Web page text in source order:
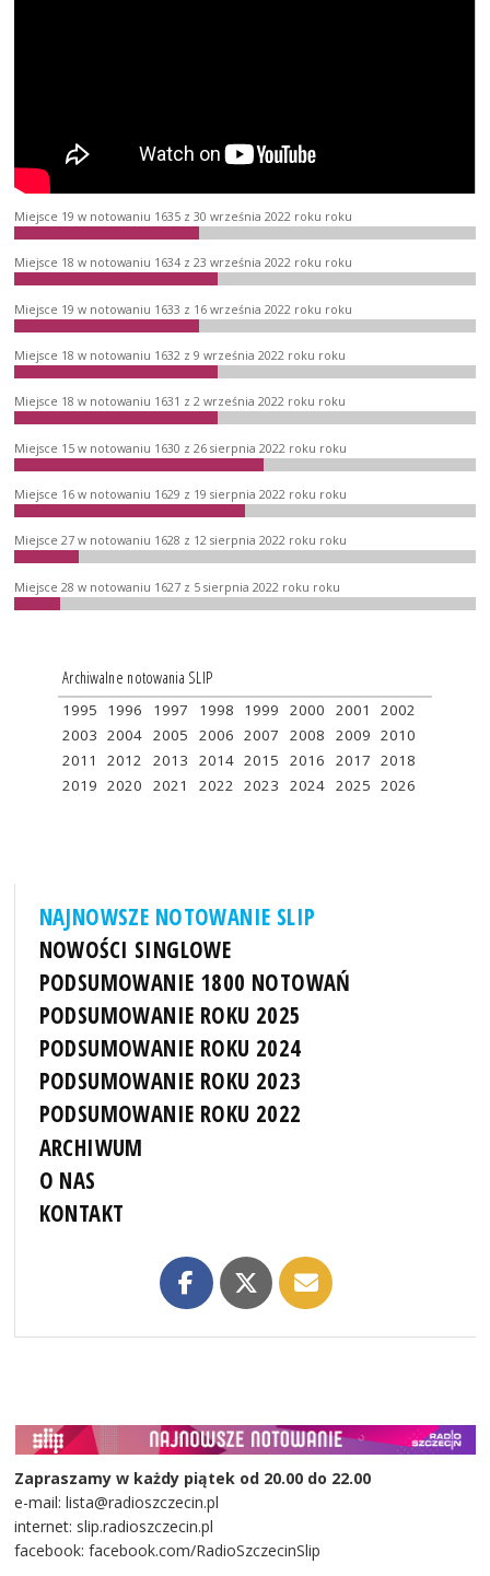
Miejsce 19 w notowaniu 1635 z 30 września 2022 roku roku
Miejsce 18 w notowaniu 1634 z 23 września 2022 roku roku
Miejsce 19 w notowaniu 1633 z 16 września 2022 roku roku
Miejsce 18 w notowaniu 1632 z 9 września 2022 roku roku
Miejsce 18 w notowaniu 1631 z 2 września 2022 roku roku
Miejsce 15 w notowaniu 1630 z 26 sierpnia 2022 roku roku
Miejsce 16 w notowaniu 1629 z 19 sierpnia 2022 roku roku
Miejsce 27 w notowaniu 1628 z 12 sierpnia 2022 roku roku
Miejsce 28 w notowaniu 1627 z 5 sierpnia 2022 roku roku
Archiwalne notowania SLIP
1995 1996 1997 1998 1999 2000 2001
2002
2003 2004 2005 2006 2007 2008 2009 2010
2011
2012 2013 2014 2015 2016 2017 2018
2019 2020 2021 2022 2023 2024 2025 2026
NAJNOWSZE NOTOWANIE SLIP
NOWOŚCI SINGLOWE
PODSUMOWANIE 1800 NOTOWAŃ
PODSUMOWANIE ROKU 2025
PODSUMOWANIE ROKU 2024
PODSUMOWANIE ROKU 2023
PODSUMOWANIE ROKU 2022
ARCHIWUM
O NAS
KONTAKT
Zapraszamy w każdy piątek od 20.00 do 22.00
e-mail: lista@radioszczecin.pl
internet: slip.radioszczecin.pl
facebook: facebook.com/RadioSzczecinSlip